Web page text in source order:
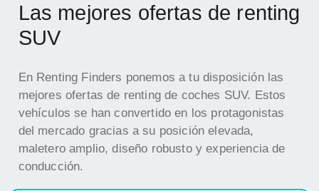
Las mejores ofertas de renting
SUV
En Renting Finders ponemos a tu disposición las
mejores ofertas de renting de coches SUV. Estos
vehículos se han convertido en los protagonistas
del mercado gracias a su posición elevada,
maletero amplio, diseño robusto y experiencia de
conducción.